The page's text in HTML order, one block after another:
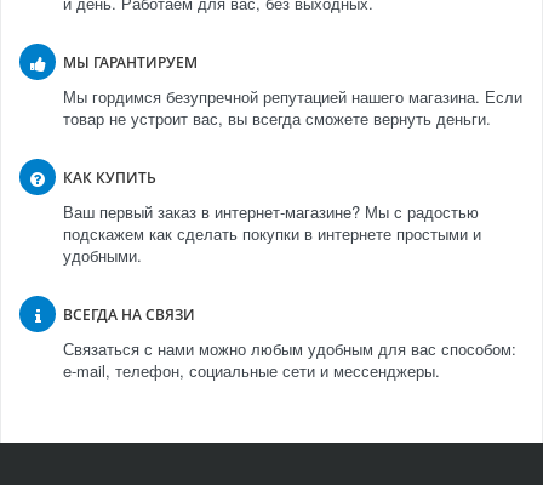
МЫ ГАРАНТИРУЕМ
Мы гордимся безупречной репутацией нашего магазина. Если
товар не устроит вас, вы всегда сможете вернуть деньги.
КАК КУПИТЬ
Ваш первый заказ в интернет-магазине? Мы с радостью
подскажем как сделать покупки в интернете простыми и
удобными.
ВСЕГДА НА СВЯЗИ
Связаться с нами можно любым удобным для вас способом:
e-mail, телефон, социальные сети и мессенджеры.